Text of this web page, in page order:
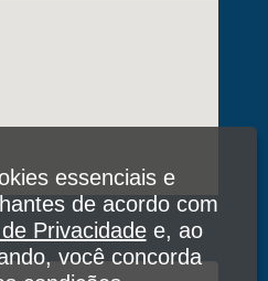
essenciais e
de acordo com
Privacidadee, ao
você concorda